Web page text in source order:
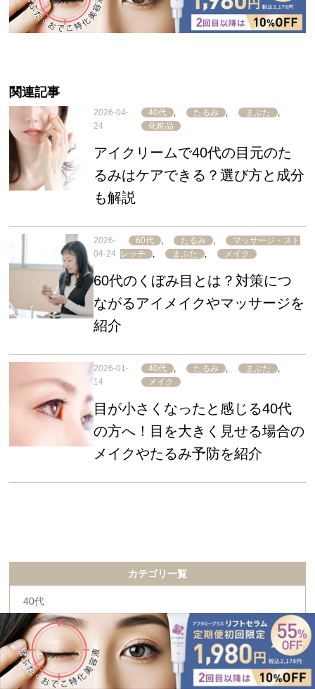
カテゴリ一覧
40代
40代のダイエット
50代
関連記事
2026-04-
24
40代 たるみ まぶた
化粧品
アイクリームで40代の目元のた
るみはケアできる？選び方と成分
も解説
2026-
04-24
60代 , たるみ ,
マッサージ・スト
レッチ
, まぶた , メイク
60代のくぼみ目とは？対策につ
ながるアイメイクやマッサージを
紹介
2026-01-
14
40代 , たるみ , まぶた
,
メイク
目が小さくなったと感じる40代
の方へ！目を大きく見せる場合の
メイクやたるみ予防を紹介